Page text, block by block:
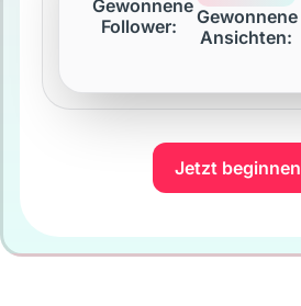
Gewonnene
Follower:
Gewonnene
Ansichten:
Jetzt beginnen